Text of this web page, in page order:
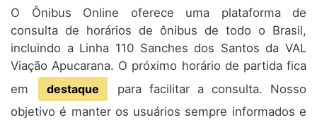
O Ônibus Online oferece uma plataforma de
consulta de horários de ônibus de todo o Brasil,
incluindo a Linha 110 Sanches dos Santos da VAL
Viação Apucarana. O próximo horário de partida fica
em
destaque
para facilitar a consulta. Nosso
objetivo é manter os usuários sempre informados e